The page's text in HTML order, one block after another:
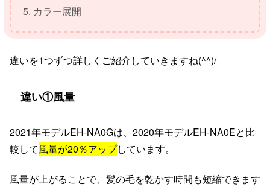
カラー展開
違いを1つずつ詳しくご紹介していきますね(^^)/
違い①風量
2021年モデルEH-NA0Gは、2020年モデルEH-NA0Eと比
較して風量が20％アップしています。
風量が上がることで、髪の毛を乾かす時間も短縮できます